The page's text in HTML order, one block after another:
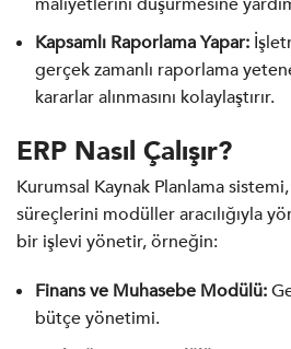
Kapsamlı Raporlama Yapar:
gerçek zamanlı raporlama
kararlar alınmasını kolaylaştırır.
ERP Nasıl Çalışır?
Kurumsal Kaynak Planlama
süreçlerini modüller aracılığıyla
bir işlevi yönetir, örneğin:
Finans ve Muhasebe Modülü:
bütçe yönetimi.